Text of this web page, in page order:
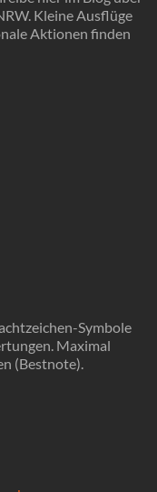
Kleine Ausflüge
Aktionen finden
Symbole
Maximal
(Bestnote).